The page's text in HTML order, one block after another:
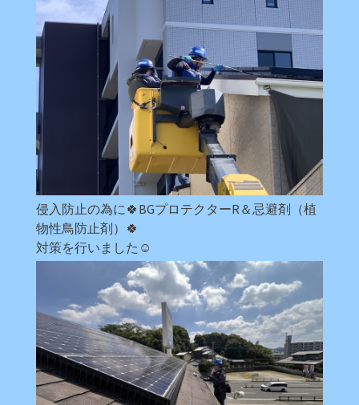
侵入防止の為に🍀BGプロテクターR＆忌避剤（植
物性鳥防止剤）🍀
対策を行いました☺